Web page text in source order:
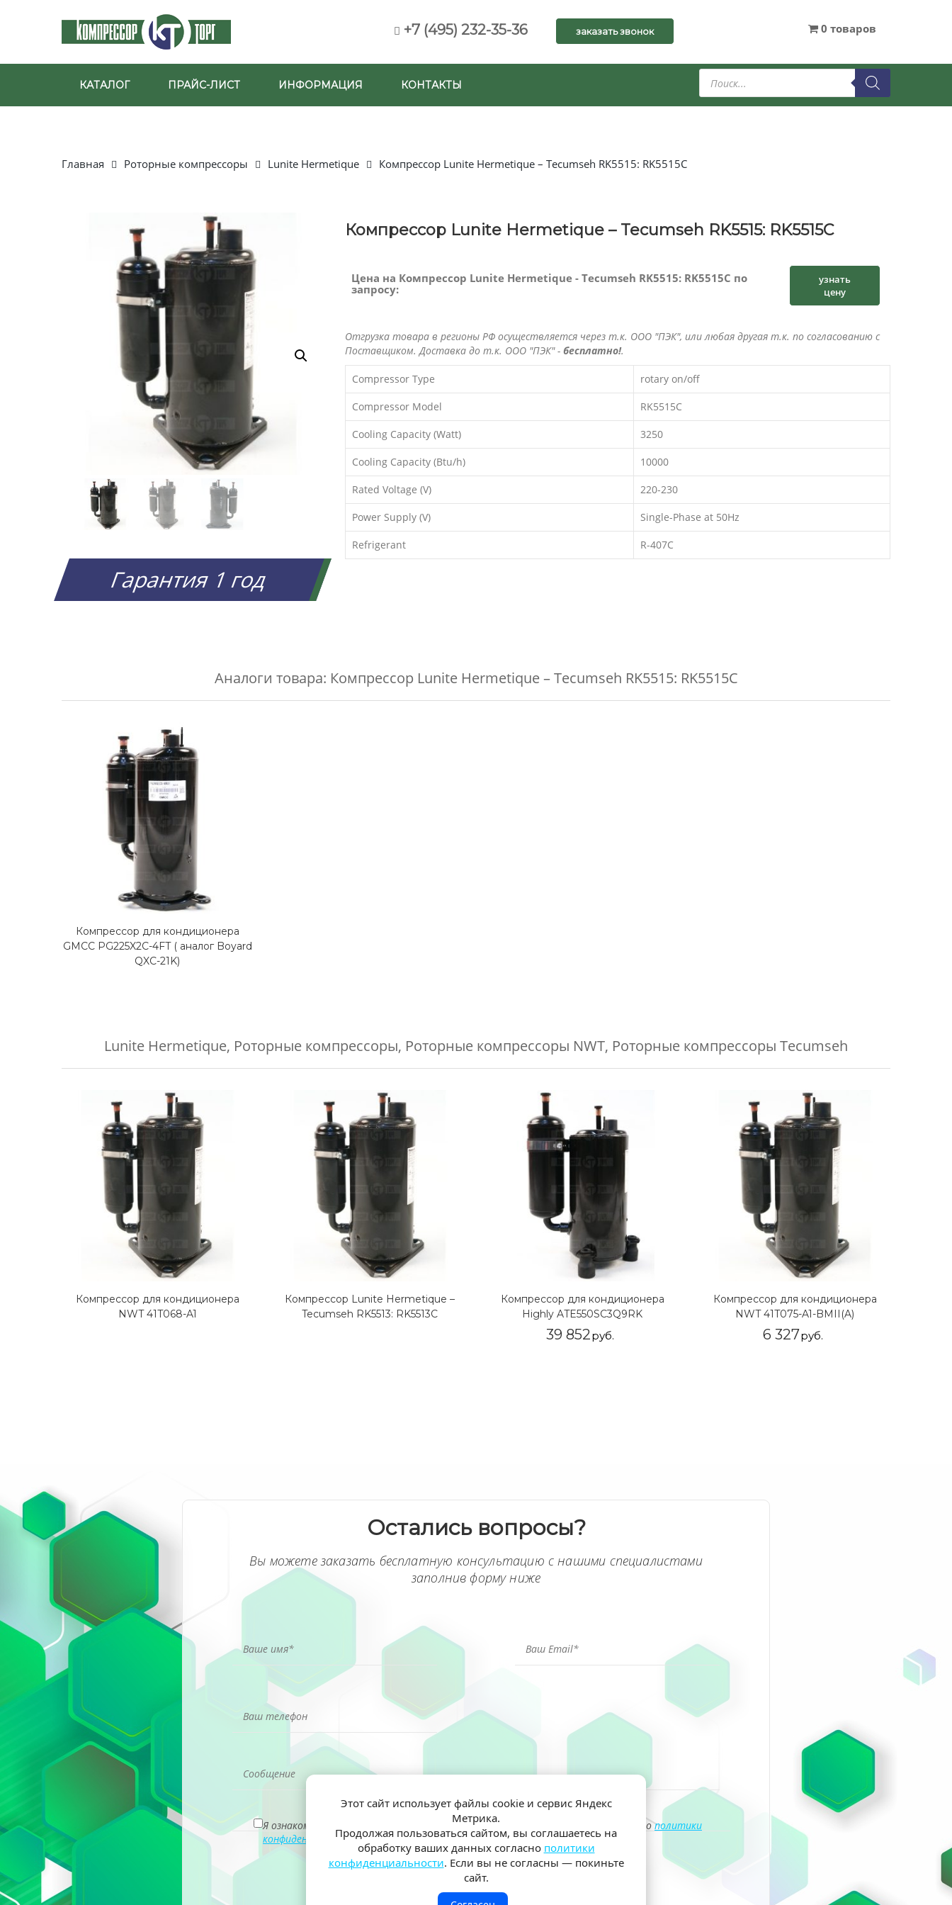
+7 (495) 232-35-36 заказать звонок 0 товаров
КАТАЛОГ ПРАЙС-ЛИСТ ИНФОРМАЦИЯ КОНТАКТЫ
Поиск
товаров
Главная Роторные компрессоры Lunite Hermetique Компрессор Lunite Hermetique – Tecumseh RK5515: RK5515C
Гарантия 1 год
Компрессор Lunite Hermetique – Tecumseh RK5515: RK5515C
Цена на Компрессор Lunite Hermetique - Tecumseh RK5515: RK5515C по
запросу:
узнать
цену
Отгрузка товара в регионы РФ осуществляется через т.к. ООО "ПЭК", или любая другая т.к. по согласованию с
Поставщиком. Доставка до т.к. ООО "ПЭК" - бесплатно!.
Compressor Type rotary on/off
Compressor Model RK5515C
Cooling Capacity (Watt) 3250
Cooling Capacity (Btu/h) 10000
Rated Voltage (V) 220-230
Power Supply (V) Single-Phase at 50Hz
Refrigerant R-407C
Аналоги товара: Компрессор Lunite Hermetique – Tecumseh RK5515: RK5515C
Компрессор для кондиционера
GMCC PG225X2C-4FT ( аналог Boyard
QXC-21K)
Lunite Hermetique, Роторные компрессоры, Роторные компрессоры NWT, Роторные компрессоры Tecumseh
Компрессор для кондиционера
NWT 41T068-A1
Компрессор Lunite Hermetique –
Tecumseh RK5513: RK5513C
Компрессор для кондиционера
Highly ATE550SC3Q9RK
39 852руб.
Компрессор для кондиционера
NWT 41T075-A1-BMII(A)
6 327руб.
Остались вопросы?
Вы можете заказать бесплатную консультацию с нашими специалистами
заполнив форму ниже
Я ознакомлен(а) и согласен(на) на обработку моих персональных данных согласнополитики
конфиденциальности
Этот сайт использует файлы cookie и сервис Яндекс
Метрика.
Продолжая пользоваться сайтом, вы соглашаетесь на
обработку ваших данных согласно политики
конфиденциальности. Если вы не согласны — покиньте
сайт.